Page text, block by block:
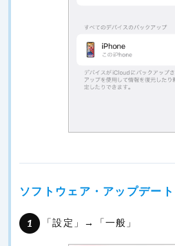
ソフトウェア・アップデー
「設定」→「一般」